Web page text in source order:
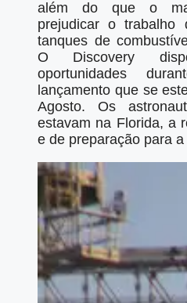
além do que o
prejudicar o trabalho
tanques de
O Discovery
oportunidades
lançamento que se
Agosto. Os
estavam na Florida, a
e de preparação para a